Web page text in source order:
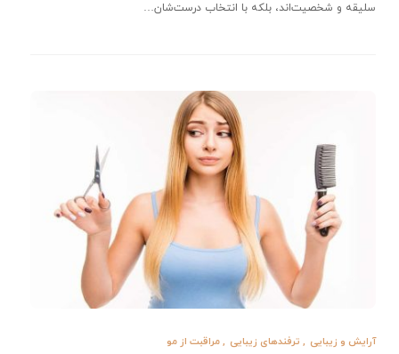
سلیقه و شخصیت‌اند، بلکه با انتخاب درست‌شان…
آرایش و زیبایی , ترفندهای زیبایی ,مراقبت از مو